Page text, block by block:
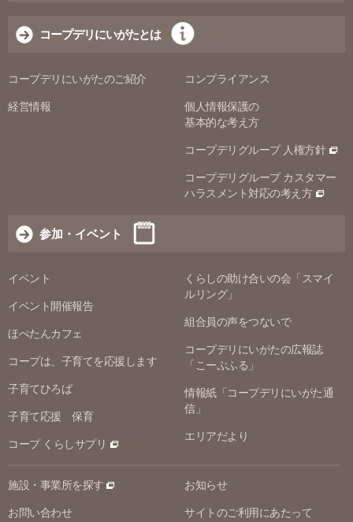
コープデリにいがたとは
コープデリにいがたのご紹介
経営情報
コンプライアンス
個人情報保護の
基本的な考え方
コープデリグループ 人権方針
コープデリグループ カスタマー
ハラスメント対応の考え方
参加・イベント
イベント
イベント開催報告
ほぺたんカフェ
コープは、子育てを応援します
子育てひろば
子育て応援 保育
コープ くらしサプリ
くらしの助け合いの会「スマイ
ルリング」
組合員の声をつないで
コープデリにいがたの広報誌
「こーぷふる」
情報紙「コープデリにいがた通
信」
エリアだより
施設・事業所を探す
お問い合わせ
お知らせ
サイトのご利用にあたって